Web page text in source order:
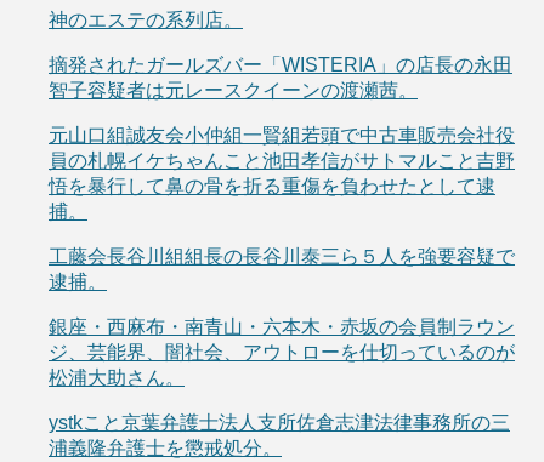
神のエステの系列店。
摘発されたガールズバー「WISTERIA」の店長の永田
智子容疑者は元レースクイーンの渡瀬茜。
元山口組誠友会小仲組一賢組若頭で中古車販売会社役
員の札幌イケちゃんこと池田孝信がサトマルこと吉野
悟を暴行して鼻の骨を折る重傷を負わせたとして逮
捕。
工藤会長谷川組組長の長谷川泰三ら５人を強要容疑で
逮捕。
銀座・西麻布・南青山・六本木・赤坂の会員制ラウン
ジ、芸能界、闇社会、アウトローを仕切っているのが
松浦大助さん。
ystkこと京葉弁護士法人支所佐倉志津法律事務所の三
浦義隆弁護士を懲戒処分。